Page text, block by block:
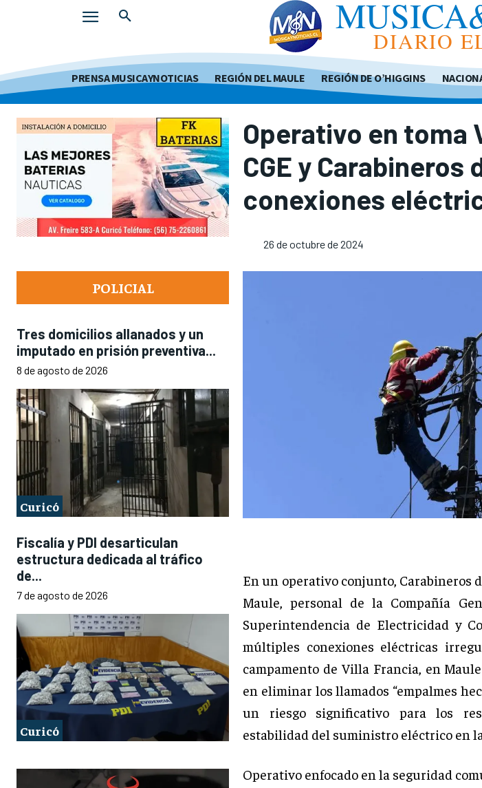
DIARIO
PRENSA MUSICAYNOTICIAS REGIÓN DEL MAULE REGIÓN DE O’HIGGINS
POLICIAL
Tres domicilios allanados y un
imputado en prisión preventiva...
8 de agosto de 2026
Curicó
Fiscalía y PDI desarticulan
estructura dedicada al tráfico
de...
7 de agosto de 2026
Curicó
Operativo en toma
CGE y Carabineros
conexiones
26 de octubre de 2024
En un operativo conjunto, Carabineros
Maule, personal de la Compañía
Superintendencia de Electricidad y
múltiples conexiones eléctricas
campamento de Villa Francia, en
en eliminar los llamados “empalmes
un riesgo significativo para los
estabilidad del suministro eléctrico en
Operativo enfocado en la seguridad